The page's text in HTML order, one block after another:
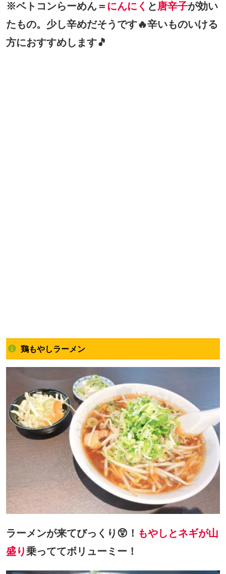
※ベトコンらーめん＝ にんにく と 唐辛子が効い
たもの。少し辛めだそうです🔥辛いものいける
方におすすめします🎵
鶏もやしラーメン
ラーメンが来てびっくり😲！ もやしとネギが山
盛り 乗っててボリューミー！